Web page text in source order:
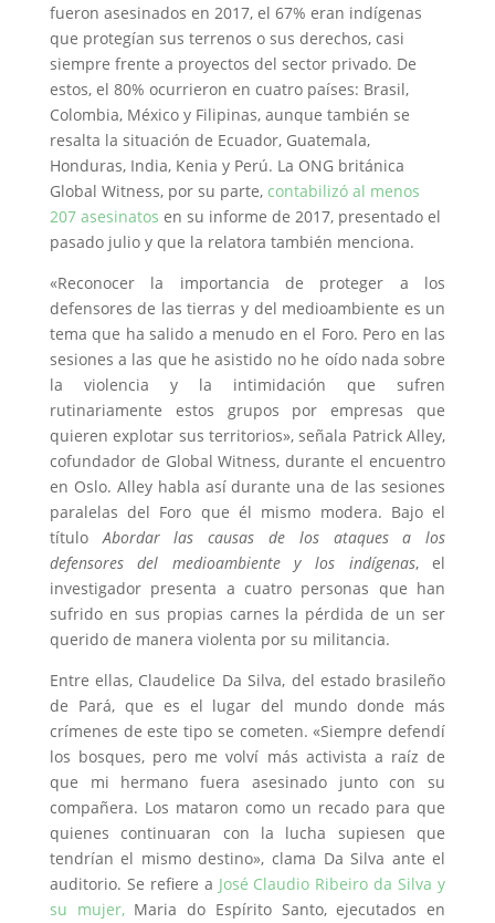
fueron asesinados en 2017, el 67% eran indígenas
que protegían sus terrenos o sus derechos, casi
siempre frente a proyectos del sector privado. De
estos, el 80% ocurrieron en cuatro países: Brasil,
Colombia, México y Filipinas, aunque también se
resalta la situación de Ecuador, Guatemala,
Honduras, India, Kenia y Perú. La ONG británica
Global Witness, por su parte, contabilizó al menos
207 asesinatos en su informe de 2017, presentado el
pasado julio y que la relatora también menciona.
«Reconocer la importancia de proteger a los
defensores de las tierras y del medioambiente es un
tema que ha salido a menudo en el Foro. Pero en las
sesiones a las que he asistido no he oído nada sobre
la violencia y la intimidación que sufren
rutinariamente estos grupos por empresas que
quieren explotar sus territorios», señala Patrick Alley,
cofundador de Global Witness, durante el encuentro
en Oslo. Alley habla así durante una de las sesiones
paralelas del Foro que él mismo modera. Bajo el
títuloAbordar las causas de los ataques a los
defensores del medioambiente y los indígenas, el
investigador presenta a cuatro personas que han
sufrido en sus propias carnes la pérdida de un ser
querido de manera violenta por su militancia.
Entre ellas, Claudelice Da Silva, del estado brasileño
de Pará, que es el lugar del mundo donde más
crímenes de este tipo se cometen. «Siempre defendí
los bosques, pero me volví más activista a raíz de
que mi hermano fuera asesinado junto con su
compañera. Los mataron como un recado para que
quienes continuaran con la lucha supiesen que
tendrían el mismo destino», clama Da Silva ante el
auditorio. Se refiere a José Claudio Ribeiro da Silva y
su mujer,Maria do Espírito Santo, ejecutados en